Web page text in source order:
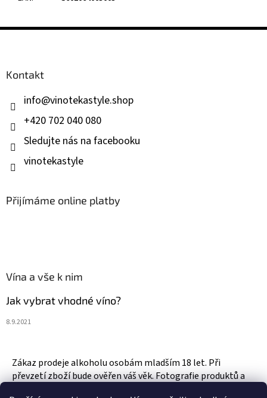
Z
Kontakt
info@vinotekastyle.shop
+420 702 040 080
Sledujte nás na facebooku
vinotekastyle
Přijímáme online platby
Vína a vše k nim
Jak vybrat vhodné víno?
8.9.2021
Zákaz prodeje alkoholu osobám mladším 18 let. Při
převzetí zboží bude ověřen váš věk. Fotografie produktů a